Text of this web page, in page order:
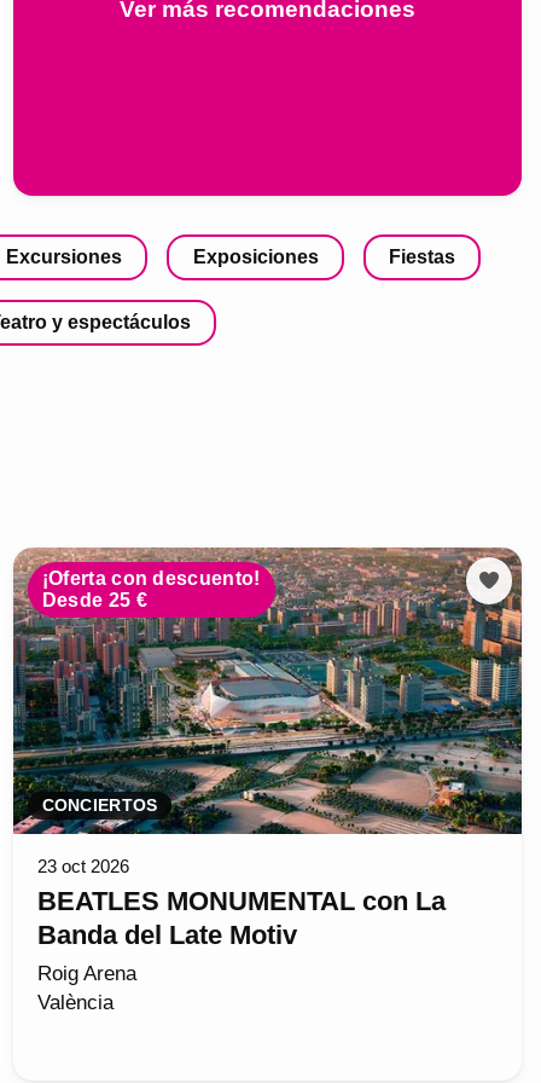
Ver más recomendaciones
Excursiones Exposiciones Fiestas
y espectáculos
¡Oferta con descuento!
Desde 25 €
CONCIERTOS
23 oct 2026
BEATLES MONUMENTAL con La
Banda del Late Motiv
Roig Arena
València